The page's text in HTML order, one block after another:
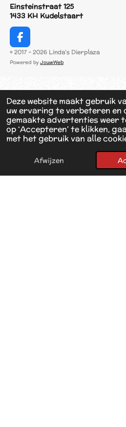
Deze website maakt gebruik
uw ervaring te verbeteren en
gemaakte advertenties weer
op ‘Accepteren’ te klikken,
met het gebruik van alle
Afwijzen
Einsteinstraat 125
1433 KH Kudelstaart
F
a
c
o
o
k
© 2017 - 2026 Linda's Dierplaza
Powered by JouwWeb
E-mailadres Telefoonnummer